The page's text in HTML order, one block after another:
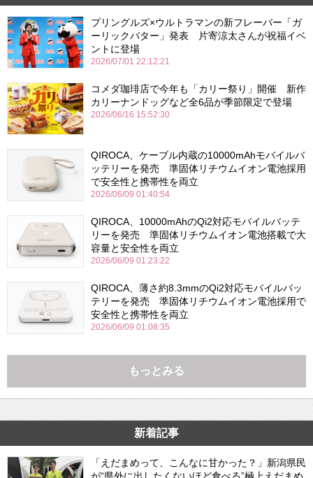
プリングルズ×ウルトラマンの新フレーバー「ガ
ーリックバター」発表 片寄涼太さんが祝福イベ
ントに登場
2026/07/01 22:12:21
コメダ珈琲店で今年も「カリー祭り」開催 新作
カリーナンドッグなど全6品が季節限定で登場
2026/06/16 15:52:30
QIROCA、ケーブル内蔵の10000mAhモバイルバ
ッテリーを発売 準固体リチウムイオン電池採用
で安全性と携帯性を両立
2026/06/09 01:40:54
QIROCA、10000mAhのQi2対応モバイルバッテ
リーを発売 準固体リチウムイオン電池搭載で大
容量と安全性を両立
2026/06/09 01:23:22
QIROCA、薄さ約8.3mmのQi2対応モバイルバッ
テリーを発売 準固体リチウムイオン電池採用で
安全性と携帯性を両立
2026/06/09 01:08:35
もっとみる
新着記事
「えだまめって、こんなに甘かった？」新潟県民